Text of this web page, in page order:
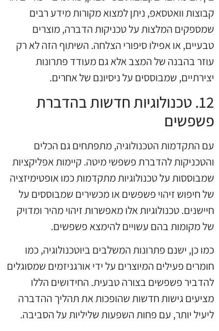
קבוצות וואטסאפ, ניתן למצוא מקורות מידע רבים
שמספקים המלצות על טכניקות הדברה, מוצרים
טבעיים, או אפילו סיפורי הצלחה. השיתוף הזה לא רק
עוזר בהבנה של המצב אלא גם מעודד פתרונות
יצירתיים, שמבוססים על ניסיונם של אחרים.
12. טכנולוגיות חדשות בהדברת
פשפשים
עם התקדמות הטכנולוגיה, מתפתחים גם הכלים
והטכניקות להדברת פשפשי מיטה. קיימות אפליקציות
שמבוססות על טכנולוגיות מתקדמות כמו אופטימיזציה
של חיפוש זיהוי פשפשים או מכשירים שמבוססים על
חיישנים. טכנולוגיות אלו מאפשרות זיהוי מהיר ומדויק
של מקומות בהם עשויים להימצא פשפשים.
כמו כן, ישנם פתרונות המשלבים ביוטכנולוגיה, כמו
חומרים פעילים המיוצרים על ידי אורגניזמים שמסוגלים
להדביר פשפשים בצורה טבעית. החידושים הללו
מציעים גישות חדשות שהופכות את תהליך ההדברה
ליעיל יותר, עם פחות השפעות שליליות על הסביבה.